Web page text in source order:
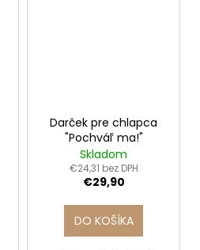
Darček pre chlapca
"Pochváľ ma!"
Skladom
€24,31 bez DPH
€29,90
DO KOŠÍKA